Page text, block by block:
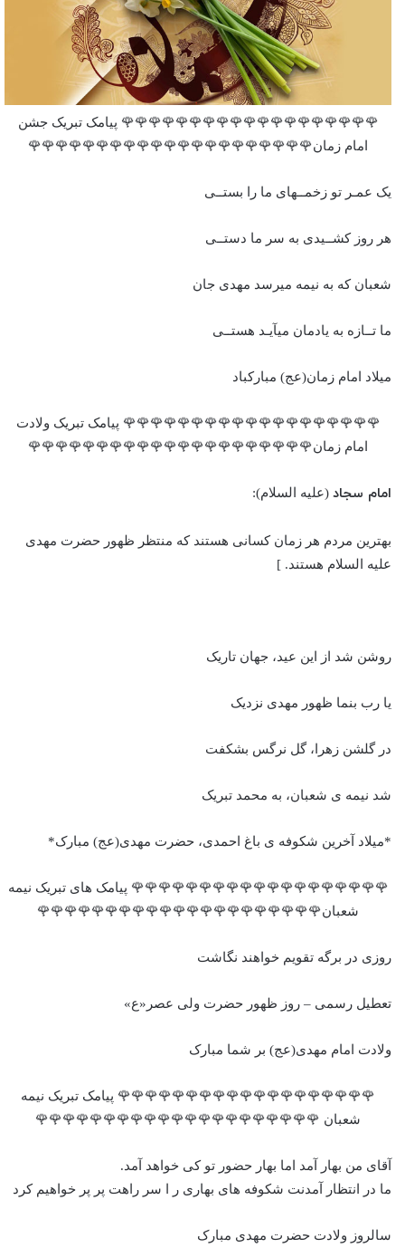
🌹🌹🌹🌹🌹🌹🌹🌹🌹🌹🌹🌹🌹🌹🌹🌹🌹🌹🌹 پیامک تبریک جشن
امام زمان🌹🌹🌹🌹🌹🌹🌹🌹🌹🌹🌹🌹🌹🌹🌹🌹🌹🌹🌹🌹🌹
یک عمـر تو زخمــهای ما را بستــی
هر روز کشــیدی به سر ما دستــی
شعبان که به نیمه می‏رسد مهدی جان
ما تــازه به یادمان می‏آیـد هستــی
میلاد امام زمان(عج) مبارکباد
🌹🌹🌹🌹🌹🌹🌹🌹🌹🌹🌹🌹🌹🌹🌹🌹🌹🌹🌹 پیامک تبریک ولادت
امام زمان🌹🌹🌹🌹🌹🌹🌹🌹🌹🌹🌹🌹🌹🌹🌹🌹🌹🌹🌹🌹🌹
امام سجاد (علیه السلام):
بهترین مردم هر زمان کسانی هستند که منتظر ظهور حضرت مهدی
علیه السلام هستند. ]
روشن شد از این عید، جهان تاریک
یا رب بنما ظهور مهدی نزدیک
در گلشن زهرا، گل نرگس بشکفت
شد نیمه ی شعبان، به محمد تبریک
*میلاد آخرین شکوفه ی باغ احمدی، حضرت مهدی(عج) مبارک*
🌹🌹🌹🌹🌹🌹🌹🌹🌹🌹🌹🌹🌹🌹🌹🌹🌹🌹🌹 پیامک های تبریک نیمه
شعبان🌹🌹🌹🌹🌹🌹🌹🌹🌹🌹🌹🌹🌹🌹🌹🌹🌹🌹🌹🌹🌹
روزی در برگه تقویم خواهند نگاشت
تعطیل رسمی – روز ظهور حضرت ولی عصر«ع»
ولادت امام مهدی(عج) بر شما مبارک
🌹🌹🌹🌹🌹🌹🌹🌹🌹🌹🌹🌹🌹🌹🌹🌹🌹🌹🌹 پیامک تبریک نیمه
شعبان 🌹🌹🌹🌹🌹🌹🌹🌹🌹🌹🌹🌹🌹🌹🌹🌹🌹🌹🌹🌹🌹
آقای من بهار آمد اما بهار حضور تو کی خواهد آمد.
ما در انتظار آمدنت شکوفه های بهاری ر ا سر راهت پر پر خواهیم کرد
سالروز ولادت حضرت مهدی مبارک